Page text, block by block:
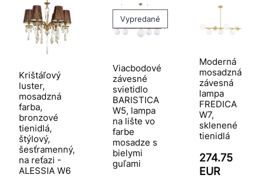
Krištáľový
luster,
mosadzná
farba,
bronzové
tienidlá,
štýlový,
šesťramenný,
na reťazi -
ALESSIA W6
Vypredané
Viacbodové
závesné
svietidlo
BARISTICA
W5, lampa
na lište vo
farbe
mosadze s
bielymi
guľami
Moderná
mosadzná
závesná
lampa
FREDICA
W7,
sklenené
tienidlá
274.75
EUR